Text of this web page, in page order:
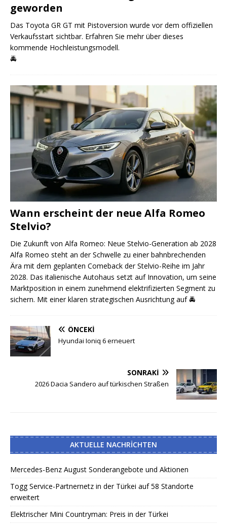
geworden
Das Toyota GR GT mit Pistoversion wurde vor dem offiziellen
Verkaufsstart sichtbar. Erfahren Sie mehr über dieses
kommende Hochleistungsmodell.
🚔
Wann erscheint der neue Alfa Romeo
Stelvio?
Die Zukunft von Alfa Romeo: Neue Stelvio-Generation ab 2028
Alfa Romeo steht an der Schwelle zu einer bahnbrechenden
Ära mit dem geplanten Comeback der Stelvio-Reihe im Jahr
2028. Das italienische Autohaus setzt auf Innovation, um seine
Marktposition in einem zunehmend elektrifizierten Segment zu
sichern. Mit einer klaren strategischen Ausrichtung auf🚔
ÖNCEKI
Hyundai Ioniq 6 erneuert
SONRAKI
2026 Dacia Sandero auf türkischen Straßen
AKTUELLE NACHRICHTEN
Mercedes-Benz August Sonderangebote und Aktionen
Togg Service-Partnernetz in der Türkei auf 58 Standorte
erweitert
Elektrischer Mini Countryman: Preis in der Türkei